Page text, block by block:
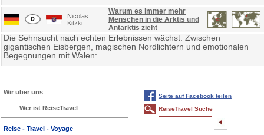
Nicolas
Kitzki
Warum es immer mehr
Menschen in die Arktis und
Antarktis zieht
Die Sehnsucht nach echten Erlebnissen wächst: Zwischen
gigantischen Eisbergen, magischen Nordlichtern und emotionalen
Begegnungen mit Walen:...
Wir über uns
Wer ist ReiseTravel
Reise - Travel - Voyage
Seite auf Facebook teilen
ReiseTravel Suche